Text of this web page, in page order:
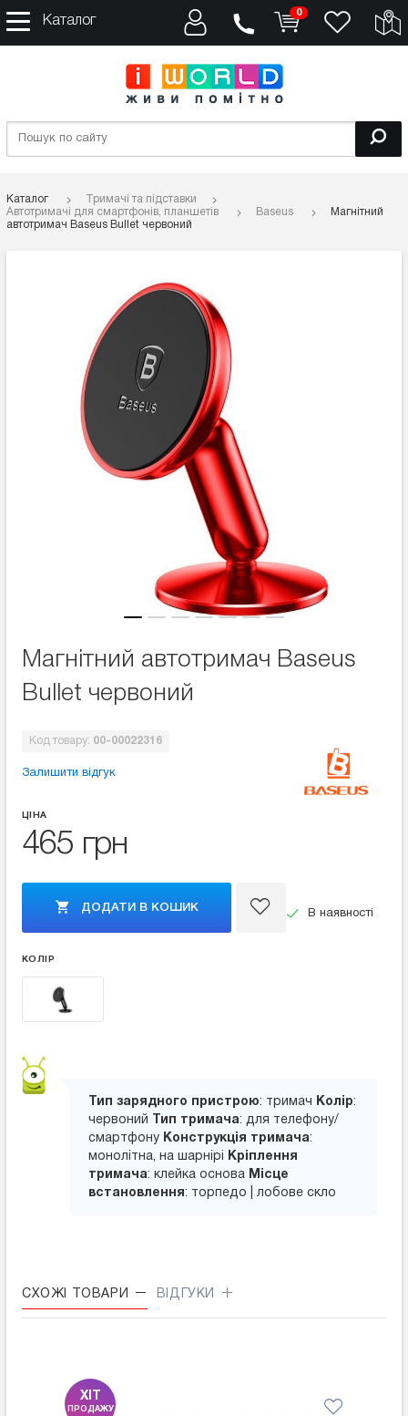
Каталог
0
Каталог
Тримачі та підставки
Автотримачі для смартфонів, планшетів
Baseus
Магнітний
автотримач Baseus Bullet червоний
Магнітний автотримач Baseus
Bullet червоний
Код товару: 00-00022316
Залишити відгук
ЦІНА
465 грн
ДОДАТИ В КОШИК
В наявності
КОЛІР
Тип зарядного пристрою: тримач Колір:
червоний
Тип тримача: для телефону/
смартфону Конструкція тримача:
монолітна, на шарнірі
Кріплення
тримача: клейка основа Місце
встановлення: торпедо | лобове скло
СХОЖІ ТОВАРИ ВІДГУКИ
ХІТ
ПРОДАЖУ